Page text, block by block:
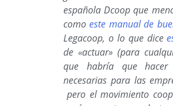
española Dcoop que
comoeste manual de
Legacoop, o lo que dice
de «actuar» (para
que habría que hacer
necesarias para las
pero el movimiento